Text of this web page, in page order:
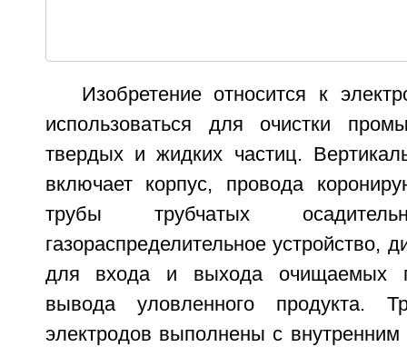
Изобретение относится к
использоваться для очистки
твердых и жидких частиц.
включает корпус, провода
трубы трубчатых
газораспределительное устройство,
для входа и выхода очищаемых
вывода уловленного продукта.
электродов выполнены с